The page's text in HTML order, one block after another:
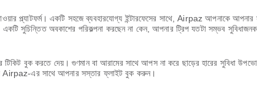
প্ল্যাটফর্ম। একটি সহজে ব্যবহারযোগ্য ইন্টারফেসের সাথে, Airpaz আপনাকে আপনার
সুচিন্তিত অবকাশের পরিকল্পনা করছেন না কেন, আপনার ট্রিপ যতটা সম্ভব
টিকিট বুক করতে দেয়। গুণমান বা আরামের সাথে আপস না করে ছাড়ের হারের সুবিধা
Airpaz-এর সাথে আপনার সস্তার ফ্লাইট বুক করুন।